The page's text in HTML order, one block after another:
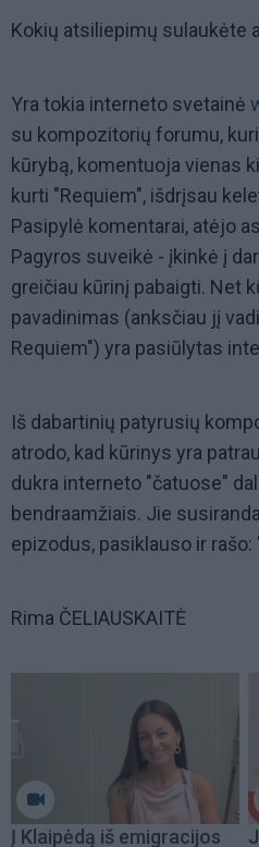
Kokių atsiliepimų sulaukėte
Yra tokia interneto svetainė
su kompozitorių forumu,
kūrybą, komentuoja vienas
kurti "Requiem", išdrįsau
Pasipylė komentarai, atėjo
Pagyros suveikė - įkinkė į
greičiau kūrinį pabaigti. Net
pavadinimas (anksčiau jį
Requiem") yra pasiūlytas
Iš dabartinių patyrusių
atrodo, kad kūrinys yra
dukra interneto "čatuose"
bendraamžiais. Jie
epizodus, pasiklauso ir rašo:
Rima ČELIAUSKAITĖ
Į Klaipėdą iš emigracijos